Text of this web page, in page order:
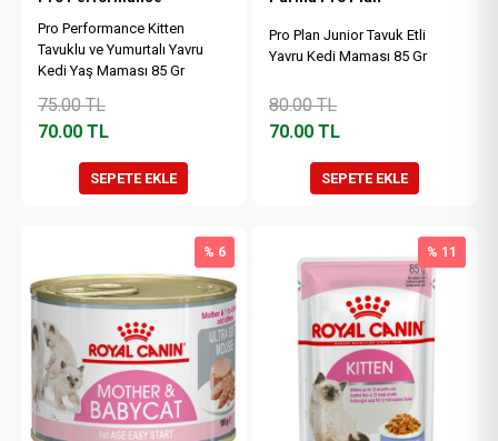
Pro Performance Kitten
Tavuklu ve Yumurtalı Yavru
Kedi Yaş Maması 85 Gr
75.00TL
70.00TL
SEPETE EKLE
Pro Plan Junior Tavuk Etli
Yavru Kedi Maması 85 Gr
80.00TL
70.00 TL
SEPETE EKLE
% 6 % 11